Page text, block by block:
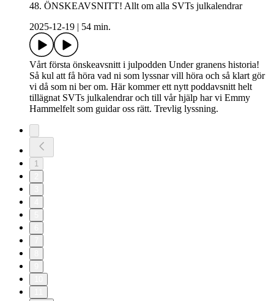
48. ÖNSKEAVSNITT! Allt om alla SVTs julkalendrar
2025-12-19
54 min.
Vårt första önskeavsnitt i julpodden Under granens historia!
Så kul att få höra vad ni som lyssnar vill höra och så klart gör
vi då som ni ber om. Här kommer ett nytt poddavsnitt helt
tillägnat SVTs julkalendrar och till vår hjälp har vi Emmy
Hammelfelt som guidar oss rätt. Trevlig lyssning.
1